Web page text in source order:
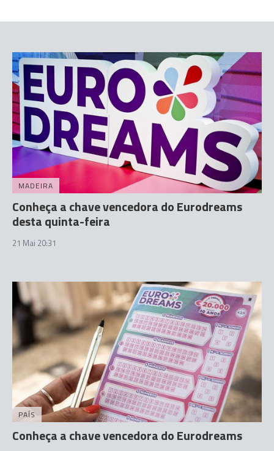
MADEIRA
Conheça a chave vencedora do Eurodreams
desta quinta-feira
21 Mai 20:31
PAÍS
Conheça a chave vencedora do Eurodreams